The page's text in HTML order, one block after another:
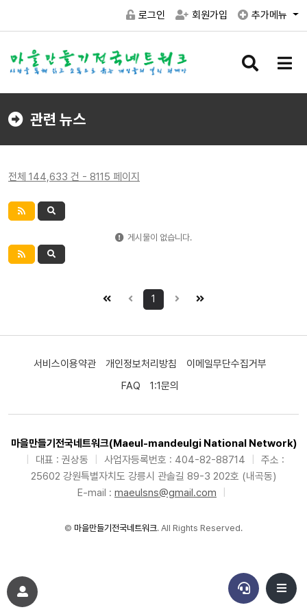
로그인 회원가입 추가메뉴
검
버
메
버
관련 뉴스
전체 144,633 건 - 8115 페이지
게시물이 없습니다.
1
서비스이용약관 개인정보처리방침
이메일무단수집거부
FAQ
1:1문의
마을만들기전국네트워크(Maeul-mandeulgi National Network)
대표 : 권상동 사업자등록번호 : 404-82-88714
주소 :
25602 강원특별자치도 강릉시 관솔길 89-3 202호 (내곡동)
E-mail : maeulsns@gmail.com
© 마을만들기전국네트워크. All Rights Reserved.